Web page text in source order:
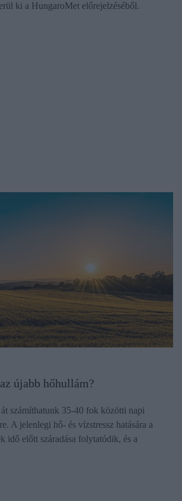
ki a HungaroMet előrejelzéséből.
újabb hőhullám?
számíthatunk 35-40 fok közötti napi
A jelenlegi hő- és vízstressz hatására a
idő előtt száradása folytatódik, és a